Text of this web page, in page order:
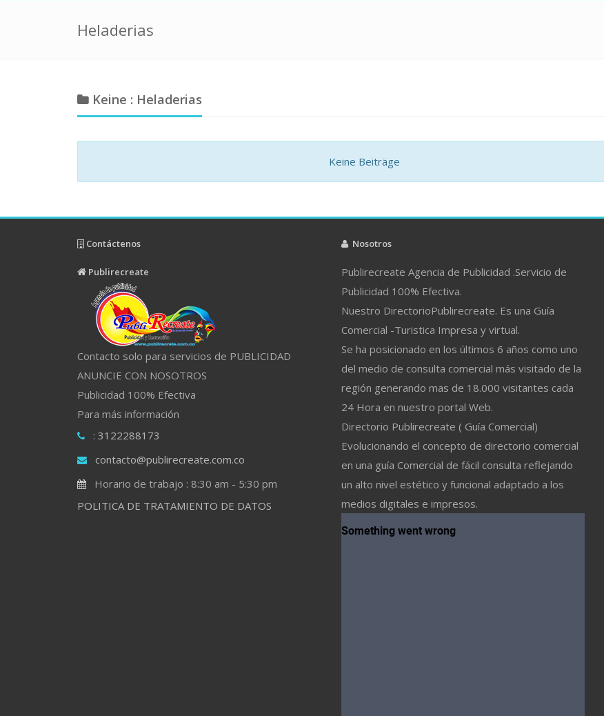
Heladerias
Keine : Heladerias
Keine Beiträge
Contáctenos
Publirecreate
Contacto solo para servicios de PUBLICIDAD
ANUNCIE CON NOSOTROS
Publicidad 100% Efectiva
Para más información
: 3122288173
contacto@publirecreate.com.co
Horario de trabajo : 8:30 am - 5:30 pm
POLITICA DE TRATAMIENTO DE DATOS
Nosotros
Publirecreate Agencia de Publicidad .Servicio de
Publicidad 100% Efectiva.
Nuestro DirectorioPublirecreate. Es una Guía
Comercial -Turistica Impresa y virtual.
Se ha posicionado en los últimos 6 años como uno
del medio de consulta comercial más visitado de la
región generando mas de 18.000 visitantes cada
24 Hora en nuestro portal Web.
Directorio Publirecreate ( Guía Comercial)
Evolucionando el concepto de directorio comercial
en una guía Comercial de fácil consulta reflejando
un alto nivel estético y funcional adaptado a los
medios digitales e impresos.